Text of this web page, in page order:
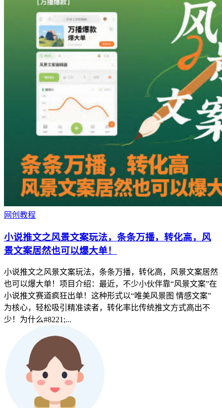
网创教程
小说推文之风景文案玩法，条条万播，转化高，风
景文案居然也可以爆大单！
小说推文之风景文案玩法，条条万播，转化高，风景文案居然
也可以爆大单！项目介绍：最近，不少小伙伴靠“风景文案”在
小说推文赛道疯狂出单！这种形式以“唯美风景图 情感文案”
为核心，轻松吸引精准读者，转化率比传统推文方式高出不
少！为什么#8221;...